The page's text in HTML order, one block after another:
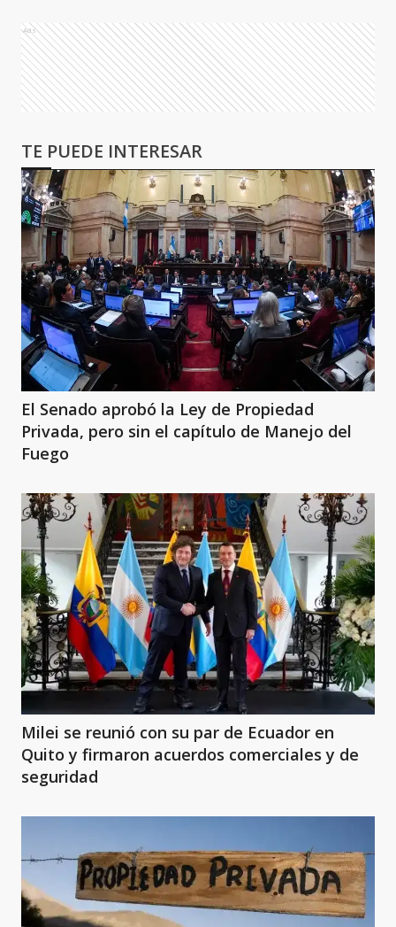
Ads
TE PUEDE INTERESAR
El Senado aprobó la Ley de Propiedad
Privada, pero sin el capítulo de Manejo del
Fuego
Milei se reunió con su par de Ecuador en
Quito y firmaron acuerdos comerciales y de
seguridad